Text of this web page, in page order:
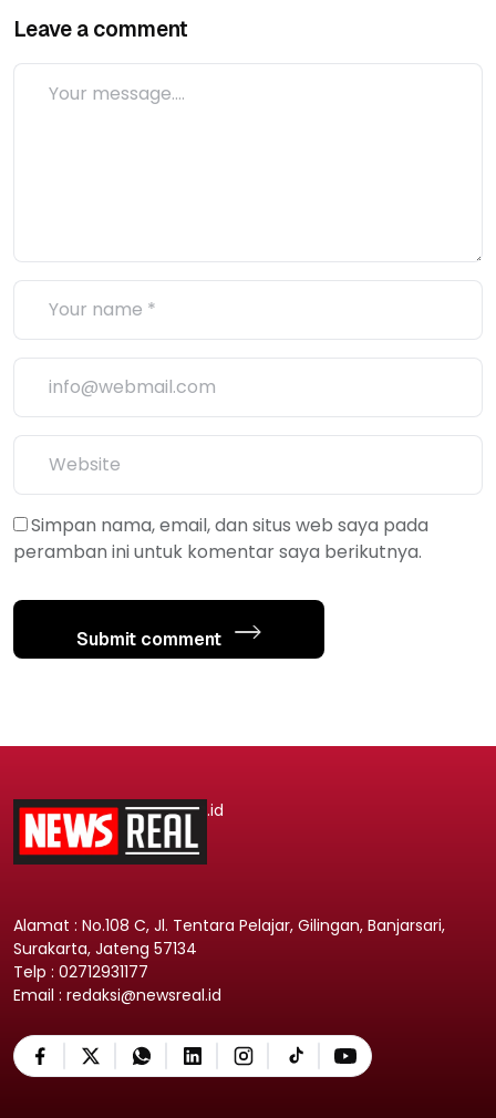
Leave a comment
Simpan nama, email, dan situs web saya pada
peramban ini untuk komentar saya berikutnya.
Submit comment
.id
Alamat : No.108 C, Jl. Tentara Pelajar, Gilingan, Banjarsari,
Surakarta, Jateng 57134
Telp : 02712931177
Email : redaksi@newsreal.id